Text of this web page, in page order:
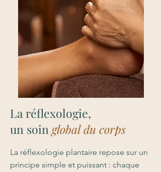
La réflexologie,
un soin global du corps
La réflexologie plantaire repose sur un
principe simple et puissant : chaque